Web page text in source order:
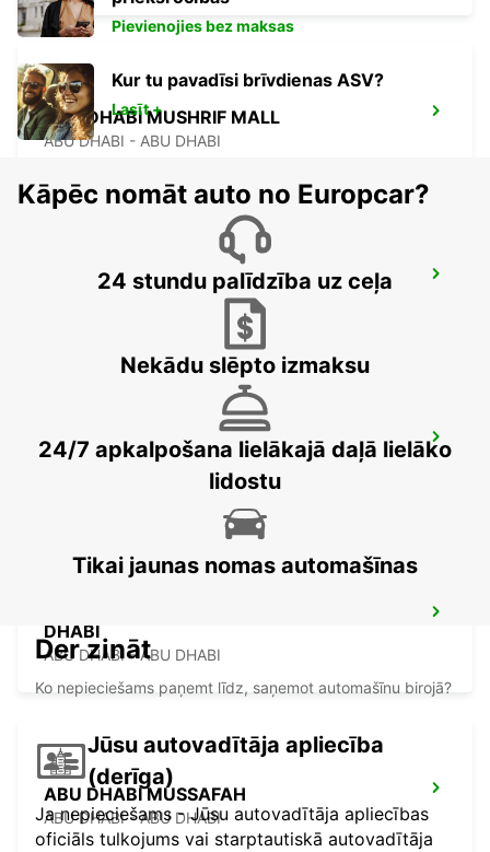
ABU DHABI MUSHRIF MALL
ABU DHABI - ABU DHABI
ABU DHABI SAADIYAT ISLAND FREE DEL
ABU DHABI NYU-SAADIYAT ISLAND
ABU DHABI - ABU DHABI
DHABI
ABU DHABI - ABU DHABI
ABU DHABI MUSSAFAH
ABU DHABI - ABU DHABI
Pievienojies bez maksas
Kur tu pavadīsi brīvdienas ASV?
Lasīt +
Kāpēc nomāt auto no Europcar?
24 stundu palīdzība uz ceļa
Nekādu slēpto izmaksu
24/7 apkalpošana lielākajā daļā lielāko
lidostu
Tikai jaunas nomas automašīnas
Der zināt
Ko nepieciešams paņemt līdz, saņemot automašīnu birojā?
Jūsu autovadītāja apliecība
(derīga)
Ja nepieciešams - Jūsu autovadītāja apliecības
oficiāls tulkojums vai starptautiskā autovadītāja